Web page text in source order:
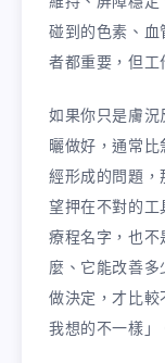
碰到的色素、血
者都重要，但工
如果你只是膚況
曬做好，通常
經形成的問題，
望押在不對的工
療程名字，也不
麼、它能改善
做決定，才比較
我想的不一樣」